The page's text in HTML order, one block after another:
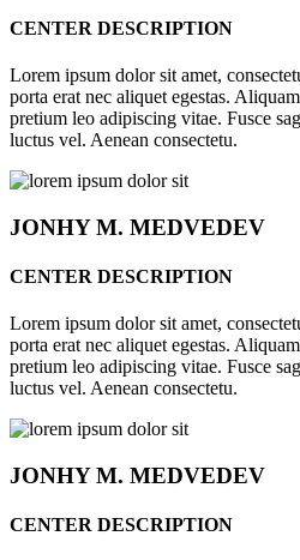
CENTER DESCRIPTION
Lorem ipsum dolor sit amet,
porta erat nec aliquet egestas.
pretium leo adipiscing vitae. Fusce
luctus vel. Aenean consectetu.
JONHYM. MEDVEDEV
CENTER DESCRIPTION
Lorem ipsum dolor sit amet,
porta erat nec aliquet egestas.
pretium leo adipiscing vitae. Fusce
luctus vel. Aenean consectetu.
JONHYM. MEDVEDEV
CENTER DESCRIPTION